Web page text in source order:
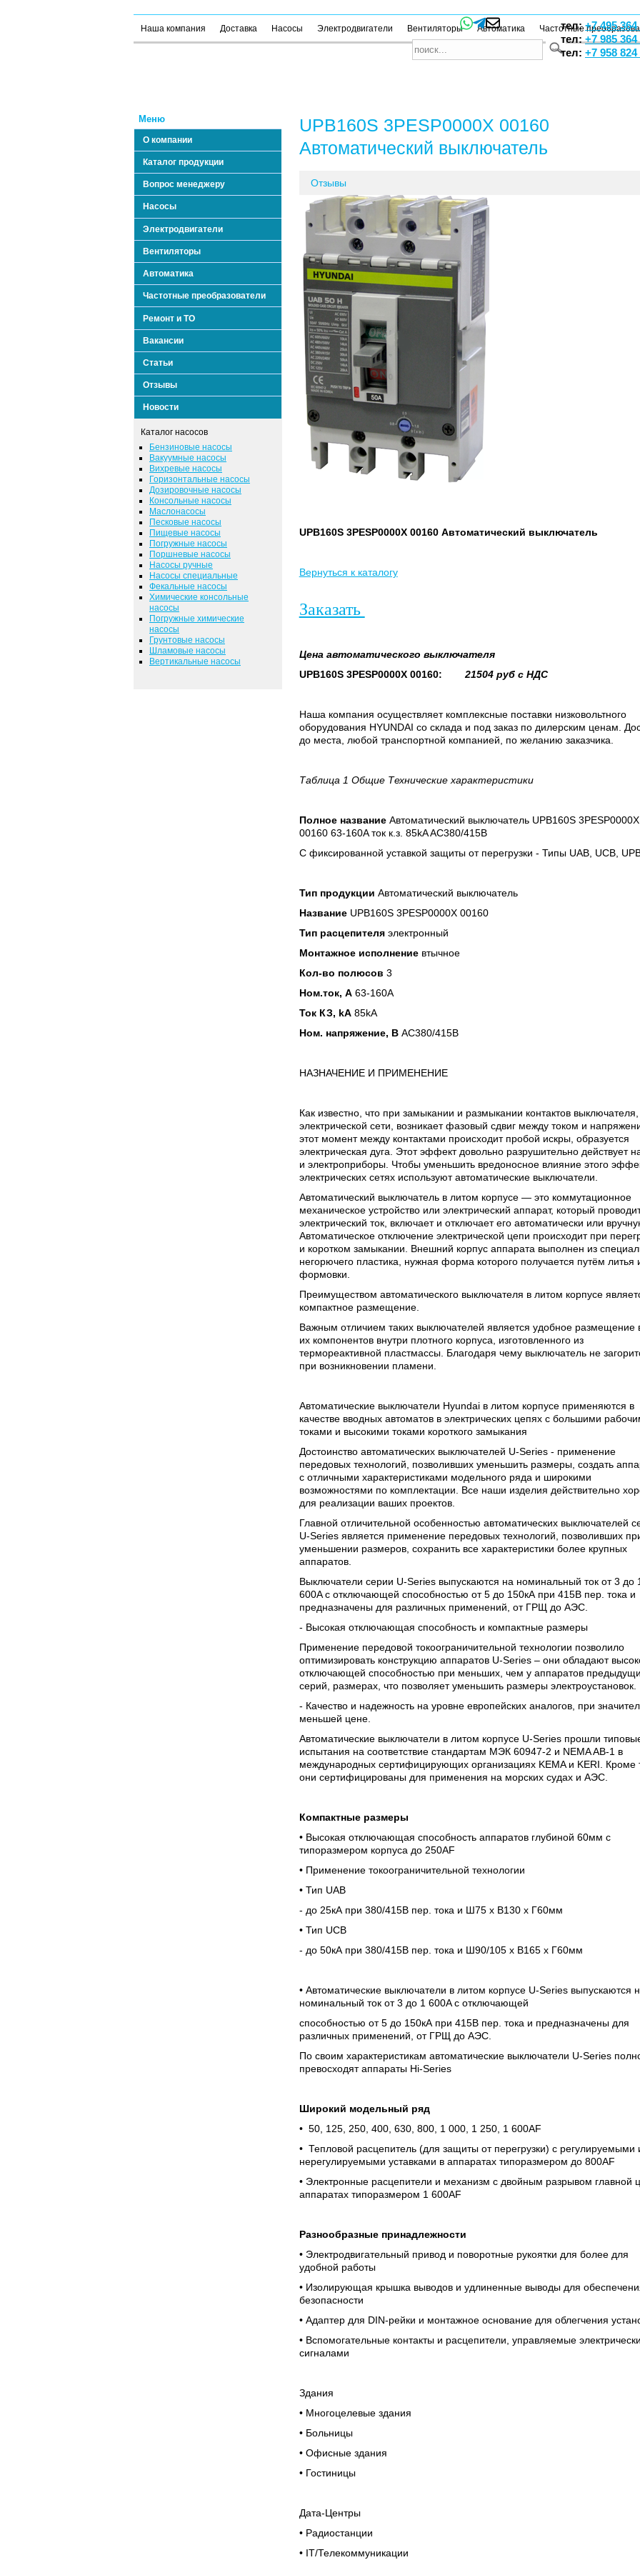
тел:+7 495 364
тел:+7 985 364
тел: +7 958 824
Наша компания Доставка Насосы Электродвигатели Вентиляторы Автоматика Частотные
Меню
О компании
Каталог продукции
Вопрос менеджеру
Насосы
Электродвигатели
Вентиляторы
Автоматика
Частотные преобразователи
Ремонт и ТО
Вакансии
Статьи
Отзывы
Новости
Каталог насосов
Бензиновые насосы
Вакуумные насосы
Вихревые насосы
Горизонтальные насосы
Дозировочные насосы
Консольные насосы
Маслонасосы
Песковые насосы
Пищевые насосы
Погружные насосы
Поршневые насосы
Насосы ручные
Насосы специальные
Фекальные насосы
Химические консольные
насосы
Погружные химические
насосы
Грунтовые насосы
Шламовые насосы
Вертикальные насосы
UPB160S 3PESP0000X 00160
Автоматический выключатель
Отзывы
UPB160S 3PESP0000X 00160 Автоматический выключатель
Вернуться к каталогу
Заказать
Цена автоматического выключателя
UPB160S 3PESP0000X 00160: 21504 руб с НДС
Наша компания осуществляет комплексные поставки низковольтного
оборудования HYUNDAI со склада и под заказ по дилерским ценам.
до места, любой транспортной компанией, по желанию заказчика.
Таблица 1 Общие Технические характеристики
Полное названиеАвтоматический выключатель UPB160S 3PESP0000X
00160 63-160A ток к.з. 85kA AC380/415В
С фиксированной уставкой защиты от перегрузки - Типы UAB, UCB,
Тип продукции Автоматический выключатель
НазваниеUPB160S 3PESP0000X 00160
Тип расцепителяэлектронный
Монтажное исполнениевтычное
Кол-во полюсов 3
Ном.ток, А63-160A
Ток КЗ, kA85kA
Ном. напряжение, В AC380/415В
НАЗНАЧЕНИЕ И ПРИМЕНЕНИЕ
Как известно, что при замыкании и размыкании контактов выключателя,
электрической сети, возникает фазовый сдвиг между током и
этот момент между контактами происходит пробой искры, образуется
электрическая дуга. Этот эффект довольно разрушительно действует
и электроприборы. Чтобы уменьшить вредоносное влияние этого
электрических сетях используют автоматические выключатели.
Автоматический выключатель в литом корпусе — это коммутационное
механическое устройство или электрический аппарат, который
электрический ток, включает и отключает его автоматически или
Автоматическое отключение электрической цепи происходит при
и коротком замыкании. Внешний корпус аппарата выполнен из
негорючего пластика, нужная форма которого получается путём литья
формовки.
Преимуществом автоматического выключателя в литом корпусе
компактное размещение.
Важным отличием таких выключателей является удобное размещение
их компонентов внутри плотного корпуса, изготовленного из
термореактивной пластмассы. Благодаря чему выключатель не
при возникновении пламени.
Автоматические выключатели Hyundai в литом корпусе применяются в
качестве вводных автоматов в электрических цепях с большими
токами и высокими токами короткого замыкания
Достоинство автоматических выключателей U-Series - применение
передовых технологий, позволивших уменьшить размеры, создать
с отличными характеристиками модельного ряда и широкими
возможностями по комплектации. Все наши изделия действительно
для реализации ваших проектов.
Главной отличительной особенностью автоматических выключателей
U-Series является применение передовых технологий, позволивших
уменьшении размеров, сохранить все характеристики более крупных
аппаратов.
Выключатели серии U-Series выпускаются на номинальный ток от 3 до 1
600A с отключающей способностью от 5 до 150кА при 415В пер. тока и
предназначены для различных применений, от ГРЩ до АЭС.
- Высокая отключающая способность и компактные размеры
Применение передовой токоограничительной технологии позволило
оптимизировать конструкцию аппаратов U-Series – они обладают
отключающей способностью при меньших, чем у аппаратов
серий, размерах, что позволяет уменьшить размеры электроустановок.
- Качество и надежность на уровне европейских аналогов, при
меньшей цене.
Автоматические выключатели в литом корпусе U-Series прошли
испытания на соответствие стандартам МЭК 60947-2 и NEMA AB-1 в
международных сертифицирующих организациях KEMA и KERI. Кроме
они сертифицированы для применения на морских судах и АЭС.
Компактные размеры
• Высокая отключающая способность аппаратов глубиной 60мм с
типоразмером корпуса до 250AF
• Применение токоограничительной технологии
• Тип UAB
- до 25кА при 380/415В пер. тока и Ш75 х В130 х Г60мм
• Тип UCB
- до 50кА при 380/415В пер. тока и Ш90/105 х В165 х Г60мм
• Автоматические выключатели в литом корпусе U-Series выпускаются
номинальный ток от 3 до 1 600A с отключающей
способностью от 5 до 150кА при 415В пер. тока и предназначены для
различных применений, от ГРЩ до АЭС.
По своим характеристикам автоматические выключатели U-Series
превосходят аппараты Hi-Series
Широкий модельный ряд
• 50, 125, 250, 400, 630, 800, 1 000, 1 250, 1 600AF
• Тепловой расцепитель (для защиты от перегрузки) с регулируемыми
нерегулируемыми уставками в аппаратах типоразмером до 800AF
• Электронные расцепители и механизм с двойным разрывом главной
аппаратах типоразмером 1 600AF
Разнообразные принадлежности
• Электродвигательный привод и поворотные рукоятки для более для
удобной работы
• Изолирующая крышка выводов и удлиненные выводы для
безопасности
• Адаптер для DIN-рейки и монтажное основание для облегчения
• Вспомогательные контакты и расцепители, управляемые
сигналами
Здания
• Многоцелевые здания
• Больницы
• Офисные здания
• Гостиницы
Дата-Центры
• Радиостанции
• IT/Телекоммуникации